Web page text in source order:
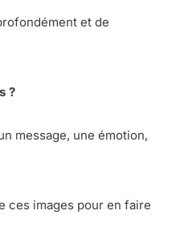
et de
?
message, une émotion,
ces images pour en faire